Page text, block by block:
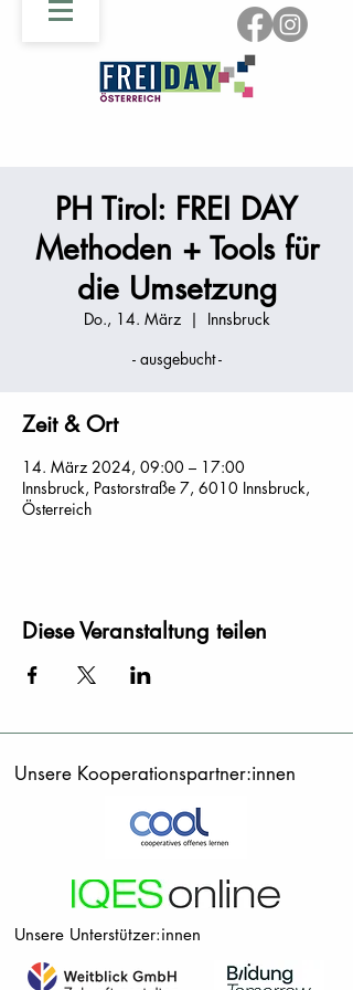
PH Tirol: FREI DAY
Methoden + Tools für
die Umsetzung
Do., 14. März
  |
Innsbruck
- ausgebucht -
Zeit & Ort
14. März 2024, 09:00 – 17:00
Innsbruck, Pastorstraße 7, 6010 Innsbruck,
Österreich
Diese Veranstaltung teilen
Unsere Kooperationspartner:innen
Unsere Unterstützer:innen